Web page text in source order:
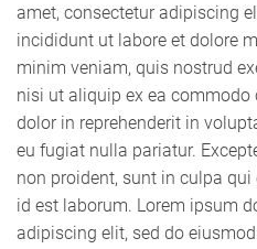
amet, consectetur adipiscing
incididunt ut labore et dolore
minim veniam, quis nostrud
nisi ut aliquip ex ea commodo
dolor in reprehenderit in
eu fugiat nulla pariatur.
non proident, sunt in culpa
id est laborum. Lorem ipsum
adipiscing elit, sed do